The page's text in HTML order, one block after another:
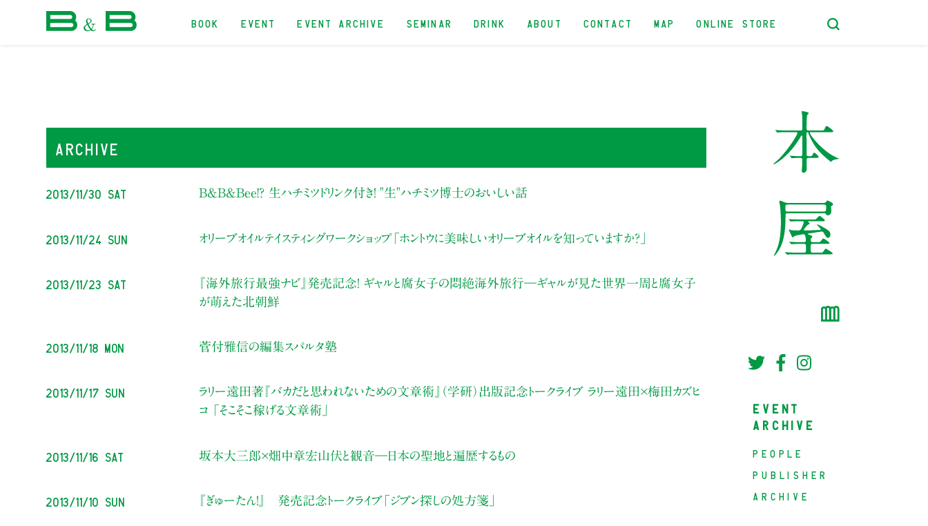
BOOK EVENT EVENT ARCHIVE SEMINAR DRINK ABOUT CONTACT MAP ONLINE STORE
ARCHIVE
2013/11/30 Sat B&B&Bee!? 生ハチミツドリンク付き！ "生"ハチミツ博士のおいしい話
2013/11/24 Sun オリーブオイルテイスティングワークショップ「ホントウに美味しいオリーブオイルを知っていますか？」
2013/11/23 Sat
『海外旅行最強ナビ』発売記念！ ギャルと腐女子の悶絶海外旅行―ギャルが見た世界一周と腐女子
が萌えた北朝鮮
2013/11/18 Mon 菅付雅信の編集スパルタ塾
2013/11/17 Sun
ラリー遠田著『バカだと思われないための文章術』（学研）出版記念トークライブ ラリー遠田×梅田カズヒ
コ 「そこそこ稼げる文章術」
2013/11/16 Sat 坂本大三郎×畑中章宏山伏と観音―日本の聖地と遍歴するもの
2013/11/10 Sun 『ぎゅーたん！』 発売記念トークライブ「ジブン探しの処方箋」
EVENT
ARCHIVE
PEOPLE
PUBLISHER
ARCHIVE